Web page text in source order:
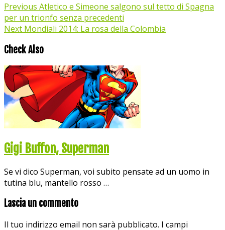
Previous Atletico e Simeone salgono sul tetto di Spagna
per un trionfo senza precedenti
Next Mondiali 2014: La rosa della Colombia
Check Also
Gigi Buffon, Superman
Se vi dico Superman, voi subito pensate ad un uomo in
tutina blu, mantello rosso …
Lascia un commento
Il tuo indirizzo email non sarà pubblicato. I campi